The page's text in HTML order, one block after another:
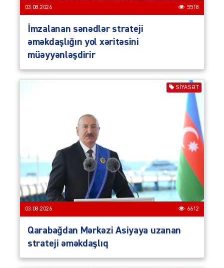
03.08.2026 5518
İmzalanan sənədlər strateji
əməkdaşlığın yol xəritəsini
müəyyənləşdirir
SIYASƏT
03.08.2026 6612
Qarabağdan Mərkəzi Asiyaya uzanan
strateji əməkdaşlıq